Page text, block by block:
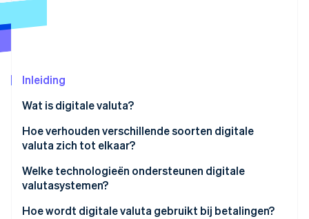
Online identiteitsverificatie
Ontdek hoe Stripe de economische
Nu bekijken
Inleiding
Wat is digitale valuta?
Hoe verhouden verschillende soorten digitale
valuta zich tot elkaar?
Cryptovaluta
Stablecoins
Welke technologieën ondersteunen digitale
valutasystemen?
Blockchains en gedistribueerde grootboeken
Hoe wordt digitale valuta gebruikt bij betalingen?